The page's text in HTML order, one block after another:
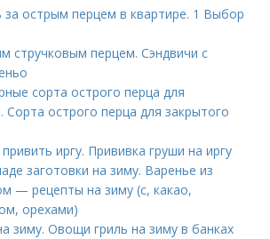
за острым перцем в квартире. 1 Выбор
стручковым перцем. Сэндвичи с
сорта острого перца для
Сорта острого перца для закрытого
иргу. Прививка груши на иргу
заготовки на зиму. Варенье из
— рецепты на зиму (с, какао,
орехами)
зиму. Овощи гриль на зиму в банках